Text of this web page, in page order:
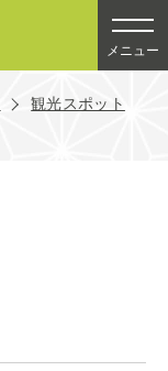
メニュー
観光スポット